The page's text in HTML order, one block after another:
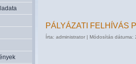
PÁLYÁZATI FELHÍVÁS
Írta: administrator | Módosítás dátuma: